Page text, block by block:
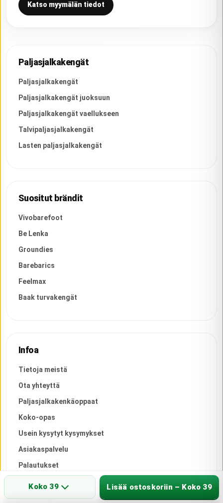
Koko 39 Lisää ostoskoriin – Koko 39
Katso myymälän tiedot
Paljasjalkakengät
Paljasjalkakengät
Paljasjalkakengät juoksuun
Paljasjalkakengät vaellukseen
Talvipaljasjalkakengät
Lasten paljasjalkakengät
Suositut brändit
Vivobarefoot
Be Lenka
Groundies
Barebarics
Feelmax
Baak turvakengät
Infoa
Tietoja meistä
Ota yhteyttä
Paljasjalkakenkäoppaat
Koko-opas
Usein kysytyt kysymykset
Asiakaspalvelu
Palautukset
Tietosuoja